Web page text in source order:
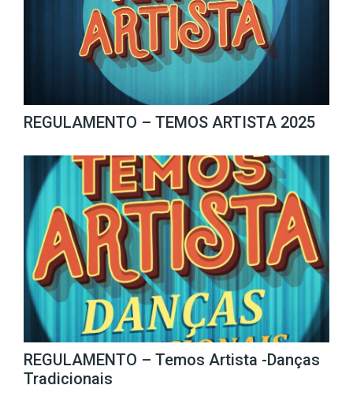
REGULAMENTO – TEMOS ARTISTA 2025
REGULAMENTO – Temos Artista -Danças
Tradicionais